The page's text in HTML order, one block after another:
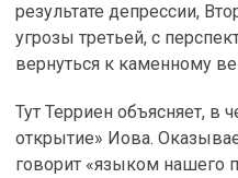
результате депрессии,
угрозы третьей, с
вернуться к каменному
Тут Терриен объясняет, в
открытие» Иова.
говорит «языком нашего